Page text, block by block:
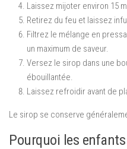
Laissez mijoter environ 15
Retirez du feu et laissez
Filtrez le mélange en
un maximum de saveur.
Versez le sirop dans une
ébouillantée.
Laissez refroidir avant de
Le sirop se conserve
Pourquoi les